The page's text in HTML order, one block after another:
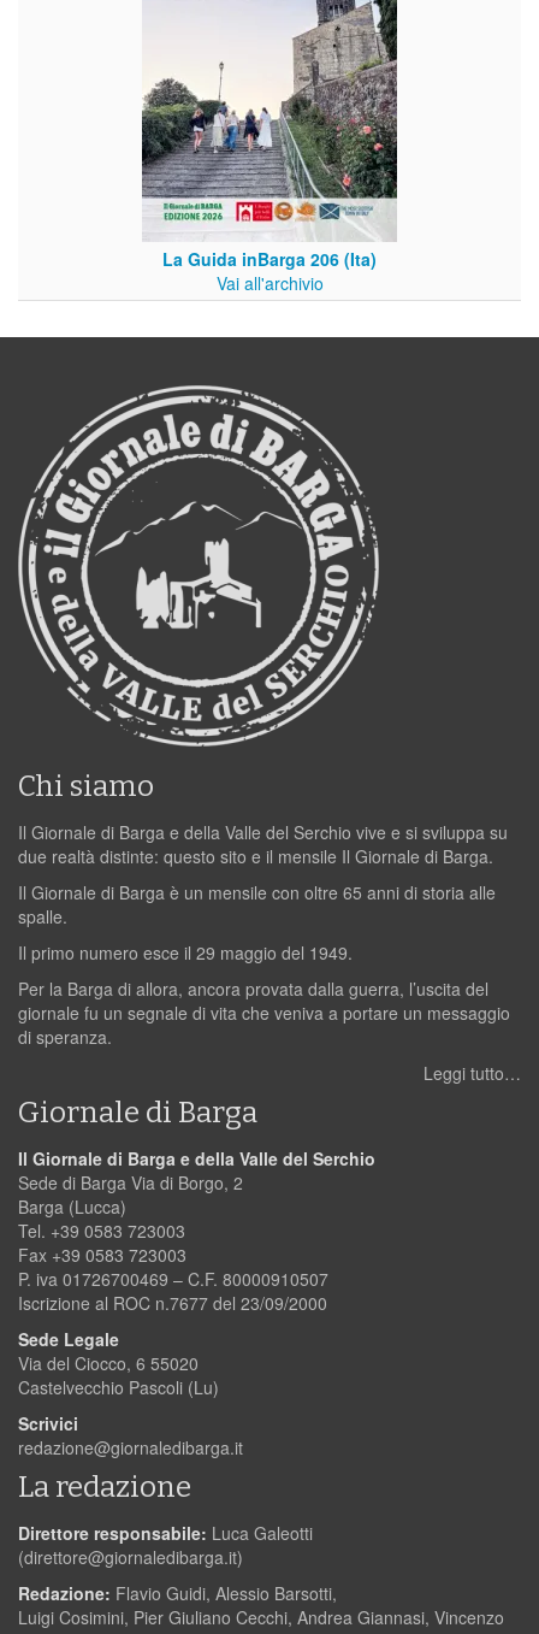
La Guida inBarga 206 (Ita)
Vai all'archivio
Chi siamo
Il Giornale di Barga e della Valle del Serchio vive e si sviluppa su
due realtà distinte: questo sito e il mensile Il Giornale di Barga.
Il Giornale di Barga è un mensile con oltre 65 anni di storia alle
spalle.
Il primo numero esce il 29 maggio del 1949.
Per la Barga di allora, ancora provata dalla guerra, l’uscita del
giornale fu un segnale di vita che veniva a portare un messaggio
di speranza.
Leggi tutto…
Giornale di Barga
Il Giornale di Barga e della Valle del Serchio
Sede di Barga Via di Borgo, 2
Barga (Lucca)
Tel. +39 0583 723003
Fax +39 0583 723003
P. iva 01726700469 – C.F. 80000910507
Iscrizione al ROC n.7677 del 23/09/2000
Sede Legale
Via del Ciocco, 6 55020
Castelvecchio Pascoli (Lu)
Scrivici
redazione@giornaledibarga.it
La redazione
Direttore responsabile: Luca Galeotti
(direttore@giornaledibarga.it)
Redazione: Flavio Guidi, Alessio Barsotti,
Luigi Cosimini, Pier Giuliano Cecchi, Andrea Giannasi, Vincenzo